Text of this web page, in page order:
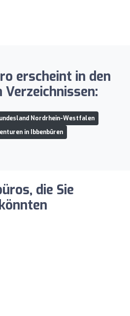
erscheint in den
Nordrhein-Westfalen
in Ibbenbüren
die Sie